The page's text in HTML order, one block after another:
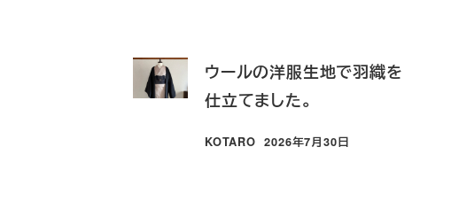
ウールの洋服生地で羽織を
仕立てました。
KOTARO
投稿日
2026年7月30日